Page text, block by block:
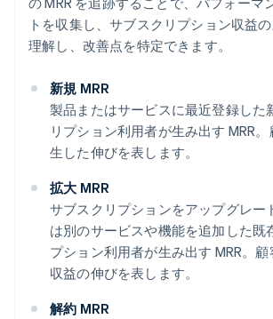
トを収集し、サブスクリプション収益
理解し、改善点を特定できます。
新規 MRR
製品またはサービスに最近登録した
リプション利用者が生み出す MRR
生した伸びを表します。
拡大 MRR
サブスクリプションをアップグレー
は別のサービスや機能を追加した既
プション利用者が生み出す MRR。顧
収益の伸びを表します。
解約 MRR